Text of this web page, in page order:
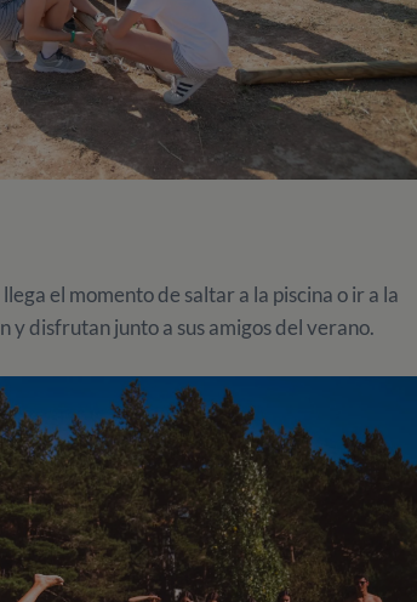
el momento de saltar a la piscina o ir a la
y disfrutan junto a sus amigos del verano.